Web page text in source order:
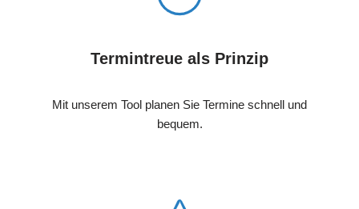
Termintreue als Prinzip
Mit unserem Tool planen Sie Termine schnell und
bequem.